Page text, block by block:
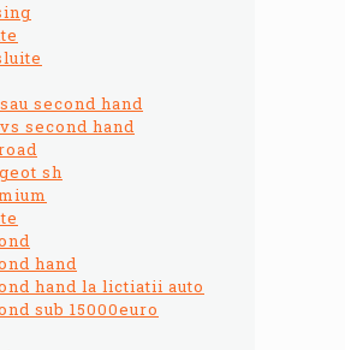
second hand
second hand
sh
hand
hand la lictiatii auto
sub 15000euro